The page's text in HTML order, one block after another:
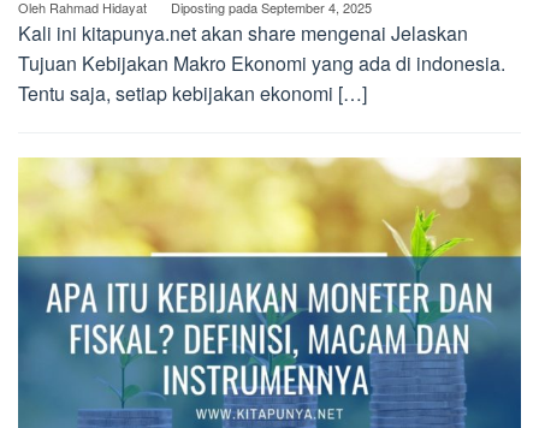
Oleh Rahmad Hidayat Diposting padaSeptember 4, 2025
Kali ini kitapunya.net akan share mengenai Jelaskan
Tujuan Kebijakan Makro Ekonomi yang ada di indonesia.
Tentu saja, setiap kebijakan ekonomi […]